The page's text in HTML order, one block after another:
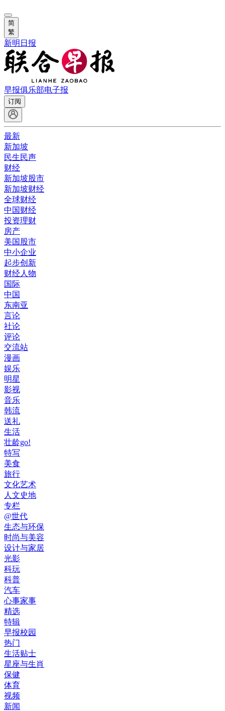
简
繁
新明日报
早报俱乐部电子报
订阅
最新
新加坡
民生民声
财经
新加坡股市
新加坡财经
全球财经
中国财经
投资理财
房产
美国股市
中小企业
起步创新
财经人物
国际
中国
东南亚
言论
社论
评论
交流站
漫画
娱乐
明星
影视
音乐
韩流
送礼
生活
壮龄go!
特写
美食
旅行
文化艺术
人文史地
专栏
@世代
生态与环保
时尚与美容
设计与家居
光影
科玩
科普
汽车
心事家事
精选
特辑
早报校园
热门
生活贴士
星座与生肖
保健
体育
视频
新闻